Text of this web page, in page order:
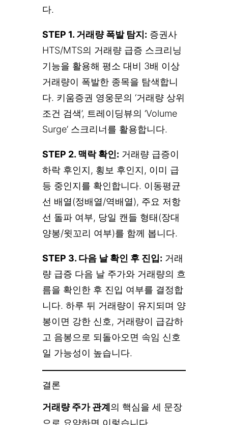
다.
STEP 1. 거래량 폭발 탐지: 증권사
HTS/MTS의 거래량 급증 스크리닝
기능을 활용해 평소 대비 3배 이상
거래량이 폭발한 종목을 탐색합니
다. 키움증권 영웅문의 ‘거래량 상위
조건 검색’, 트레이딩뷰의 ‘Volume
Surge’ 스크리너를 활용합니다.
STEP 2. 맥락 확인: 거래량 급증이
하락 후인지, 횡보 후인지, 이미 급
등 중인지를 확인합니다. 이동평균
선 배열(정배열/역배열), 주요 저항
선 돌파 여부, 당일 캔들 형태(장대
양봉/윗꼬리 여부)를 함께 봅니다.
STEP 3. 다음 날 확인 후 진입: 거래
량 급증 다음 날 주가와 거래량의 흐
름을 확인한 후 진입 여부를 결정합
니다. 하루 뒤 거래량이 유지되며 양
봉이면 강한 신호, 거래량이 급감하
고 음봉으로 되돌아오면 속임 신호
일 가능성이 높습니다.
결론
거래량 주가 관계 의 핵심을 세 문장
으로 요약하면 이렇습니다.